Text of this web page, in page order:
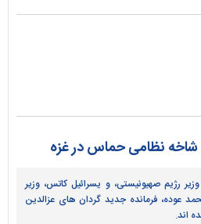
شاخه نظامی حماس در غزه
رژیم صهیونیستی، و یسرائیل کاتس، وزیر
عوده، فرمانده جدید گردان های عزالدین
اند.